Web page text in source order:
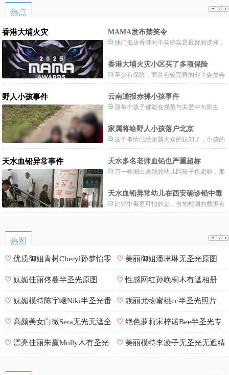
热点
香港大埔火灾 MAMA发布禁笑令
他们抵达香港时不笑确实是最好的选择，
一种保护吧。
香港大埔火灾小区买了多项保险
至少有保险，而且有较完善的业主委员会
制度。
野人小孩事件 云南通报赤裸小孩事件
愿每个孩子都能在规范与关爱中向阳生
家属将给野人小孩落户北京
这个事情已经超越大众的认知了，小孩的
形体和状态已经畸形了，得尽快送医。
天水血铅异常事件 天水多名老师血铅也严重超标
万一检测出来别的幼儿园孩子也超标，那
天水血铅异常幼儿在西安确诊铅中毒
比铅中毒更可怕的是，当地检测的数据有
可能被造假。
热图
♡优质御姐青树Cheryl孙梦怡零
遮罩私拍
♡ 美丽御姐潘琳琳无圣光原图
♡妩媚佳丽佟蔓半圣光原图 ♡性感网红孙晚桐木有遮相册
♡妩媚模特陈宇曦Niki半圣光番
号
♡ 靓丽尤物蜜桃cc半圣光照片
♡高颜美女白微Sera无光无遮全
集
♡ 绝色萝莉宋梓诺Bee半圣光专
辑
♡漂亮佳丽朱赢Molly木有圣光 ♡ 美丽模特李凌子无圣光无遮精